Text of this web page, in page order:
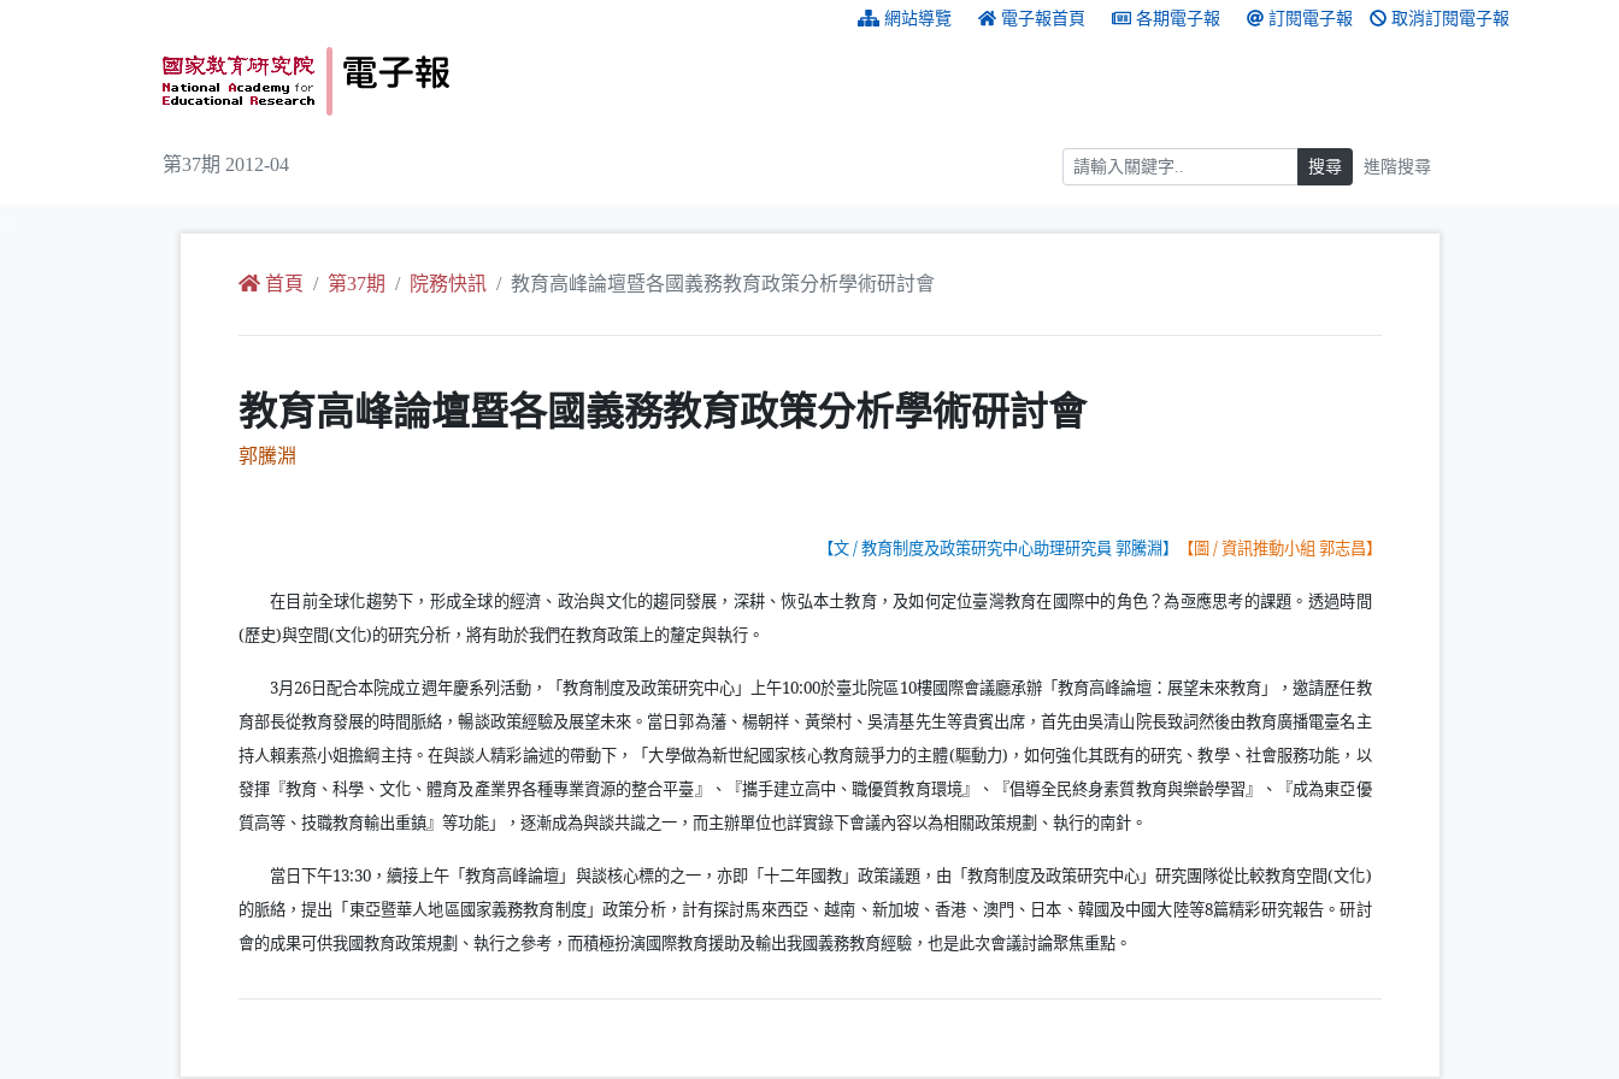
網站導覽 電子報首頁 各期電子報 訂閱電子報 取消訂閱電子報
第37期 2012-04 搜尋 搜尋 進階搜尋
首頁 第37期 院務快訊 教育高峰論壇暨各國義務教育政策分析學術研討會
教育高峰論壇暨各國義務教育政策分析學術研討會
郭騰淵
【文/教育制度及政策研究中心助理研究員 郭騰淵】 【圖/資訊推動小組 郭志昌】
在目前全球化趨勢下，形成全球的經濟、政治與文化的趨同發展，深耕、恢弘本土教育，及如何定位臺灣教育在國際中的角色？為亟應思考的課題。透過時間
(歷史)與空間(文化)的研究分析，將有助於我們在教育政策上的釐定與執行。
3月26日配合本院成立週年慶系列活動，「教育制度及政策研究中心」上午10:00於臺北院區10樓國際會議廳承辦「教育高峰論壇：展望未來教育」，邀請歷任教
育部長從教育發展的時間脈絡，暢談政策經驗及展望未來。當日郭為藩、楊朝祥、黃榮村、吳清基先生等貴賓出席，首先由吳清山院長致詞然後由教育廣播電臺名主
持人賴素燕小姐擔綱主持。在與談人精彩論述的帶動下，「大學做為新世紀國家核心教育競爭力的主體(驅動力) ，如何強化其既有的研究、教學、社會服務功能，以
發揮『教育、科學、文化、體育及產業界各種專業資源的整合平臺』、『攜手建立高中、職優質教育環境』、『倡導全民終身素質教育與樂齡學習』、『成為東亞優
質高等、技職教育輸出重鎮』等功能」，逐漸成為與談共識之一，而主辦單位也詳實錄下會議內容以為相關政策規劃、執行的南針。
當日下午13:30 ，續接上午「教育高峰論壇」與談核心標的之一，亦即「十二年國教」政策議題，由「教育制度及政策研究中心」研究團隊從比較教育空間(文化)
的脈絡，提出「東亞暨華人地區國家義務教育制度」政策分析，計有探討馬來西亞、越南、新加坡、香港、澳門、日本、韓國及中國大陸等8篇精彩研究報告。研討
會的成果可供我國教育政策規劃、執行之參考，而積極扮演國際教育援助及輸出我國義務教育經驗，也是此次會議討論聚焦重點。